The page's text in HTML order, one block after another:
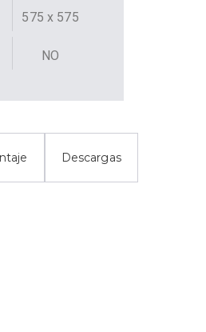
575 x 575
NO
Descargas